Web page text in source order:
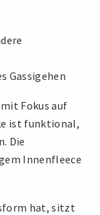
Gassigehen
Fokus auf
ist funktional,
Die
Innenfleece
hat, sitzt